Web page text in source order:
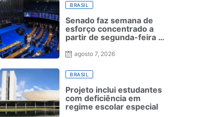
BRASIL
Senado faz semana de
esforço concentrado a
partir de segunda-feira —
agosto 7, 2026
BRASIL
Projeto inclui estudantes
com deficiência em
regime escolar especial